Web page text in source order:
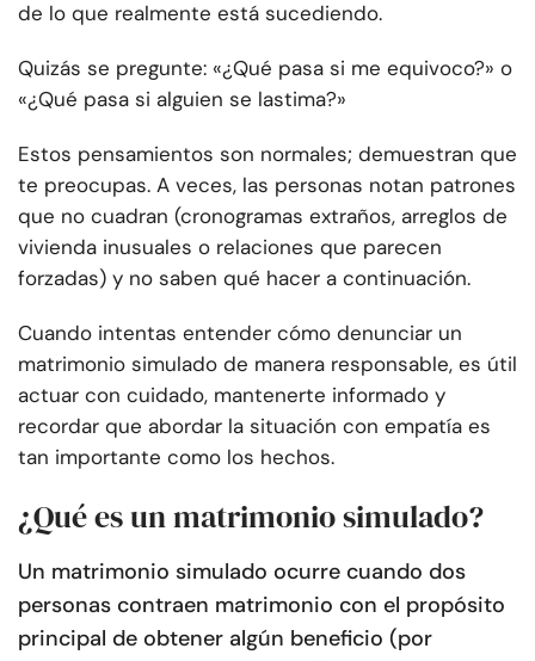
de lo que realmente está sucediendo.
Quizás se pregunte: «¿Qué pasa si me equivoco?» o
«¿Qué pasa si alguien se lastima?»
Estos pensamientos son normales; demuestran que
te preocupas. A veces, las personas notan patrones
que no cuadran (cronogramas extraños, arreglos de
vivienda inusuales o relaciones que parecen
forzadas) y no saben qué hacer a continuación.
Cuando intentas entender cómo denunciar un
matrimonio simulado de manera responsable, es útil
actuar con cuidado, mantenerte informado y
recordar que abordar la situación con empatía es
tan importante como los hechos.
¿Qué es un matrimonio simulado?
Un matrimonio simulado ocurre cuando dos
personas contraen matrimonio con el propósito
principal de obtener algún beneficio (por